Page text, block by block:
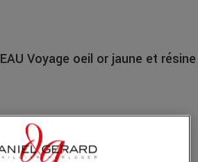
Voyage oeil or jaune et résine